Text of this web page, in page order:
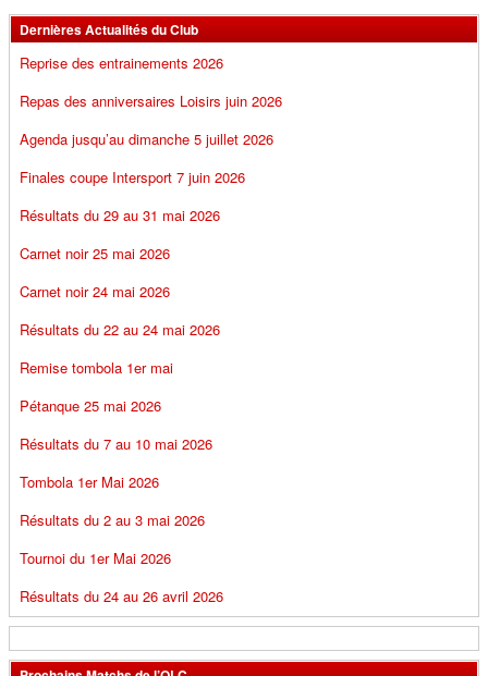
Dernières Actualités du Club
Reprise des entrainements 2026
Repas des anniversaires Loisirs juin 2026
Agenda jusqu’au dimanche 5 juillet 2026
Finales coupe Intersport 7 juin 2026
Résultats du 29 au 31 mai 2026
Carnet noir 25 mai 2026
Carnet noir 24 mai 2026
Résultats du 22 au 24 mai 2026
Remise tombola 1er mai
Pétanque 25 mai 2026
Résultats du 7 au 10 mai 2026
Tombola 1er Mai 2026
Résultats du 2 au 3 mai 2026
Tournoi du 1er Mai 2026
Résultats du 24 au 26 avril 2026